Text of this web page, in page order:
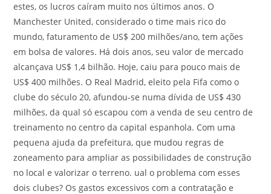
estes, os lucros caíram muito nos últimos anos. O
Manchester United, considerado o time mais rico do
mundo, faturamento de US$ 200 milhões/ano, tem ações
em bolsa de valores. Há dois anos, seu valor de mercado
alcançava US$ 1,4 bilhão. Hoje, caiu para pouco mais de
US$ 400 milhões. O Real Madrid, eleito pela Fifa como o
clube do século 20, afundou-se numa dívida de US$ 430
milhões, da qual só escapou com a venda de seu centro de
treinamento no centro da capital espanhola. Com uma
pequena ajuda da prefeitura, que mudou regras de
zoneamento para ampliar as possibilidades de construção
no local e valorizar o terreno. ual o problema com esses
dois clubes? Os gastos excessivos com a contratação e